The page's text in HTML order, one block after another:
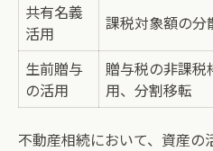
共有名義
活用
課税対象額の分
生前贈与
の活用
贈与税の非課税
用、分割移転
不動産相続において、資産の